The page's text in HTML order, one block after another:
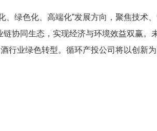
、绿色化、高端化”发展方向 ，聚焦技术
协同生态，实现经济与环境效益双赢。
行业绿色转型。 循环产投公司 将以创新